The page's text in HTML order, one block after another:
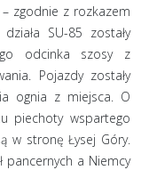
zgodnie z rozkazem
SU-85 zostały
odcinka szosy z
Pojazdy zostały
ognia z miejsca. O
piechoty wspartego
w stronę Łysej Góry.
pancernych a Niemcy